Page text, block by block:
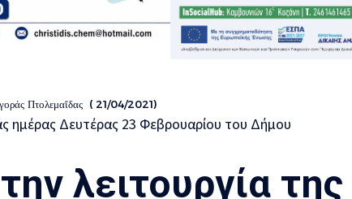
Πτολεμαΐδας ( 21/04/2021)
λειτουργία της